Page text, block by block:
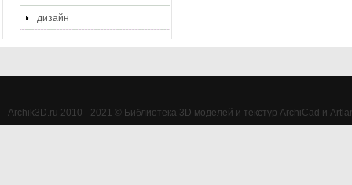
дизайн
Archik3D.ru 2010 - 2021 © Библиотека 3D моделей и текстур ArchiCad и